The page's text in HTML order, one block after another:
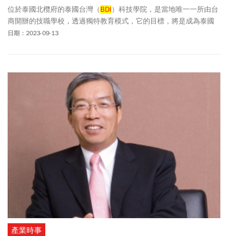
位於泰國北欖府的泰國台灣（BDI）科技學院，是當地唯一一所由台
商開辦的技職學校，透過獨特教育模式，它的目標，將是成為泰國
台資企業人才軍火庫。
日期：2023-09-13
產業時事